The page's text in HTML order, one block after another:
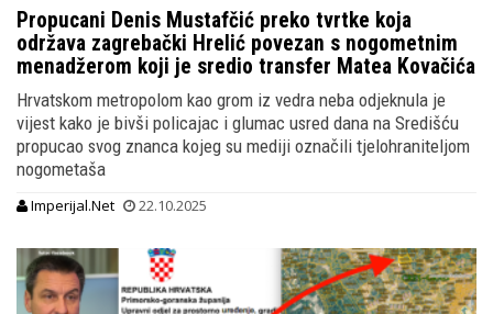
Propucani Denis Mustafčić preko tvrtke koja
održava zagrebački Hrelić povezan s nogometnim
menadžerom koji je sredio transfer Matea Kovačića
Hrvatskom metropolom kao grom iz vedra neba odjeknula je
vijest kako je bivši policajac i glumac usred dana na Središću
propucao svog znanca kojeg su mediji označili tjelohraniteljom
nogometaša
Imperijal.Net 22.10.2025